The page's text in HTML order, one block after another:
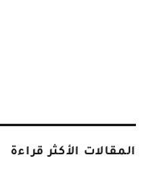
المقالات الأكثر قراءة